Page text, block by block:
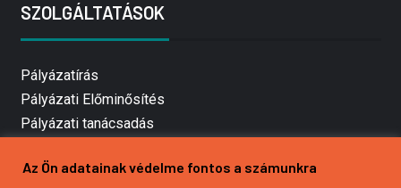
SZOLGÁLTATÁSOK
Pályázatírás
Pályázati Előminősítés
Pályázati tanácsadás
Mezőgazdasági pályázatírás
Az Ön adatainak védelme fontos a számunkra